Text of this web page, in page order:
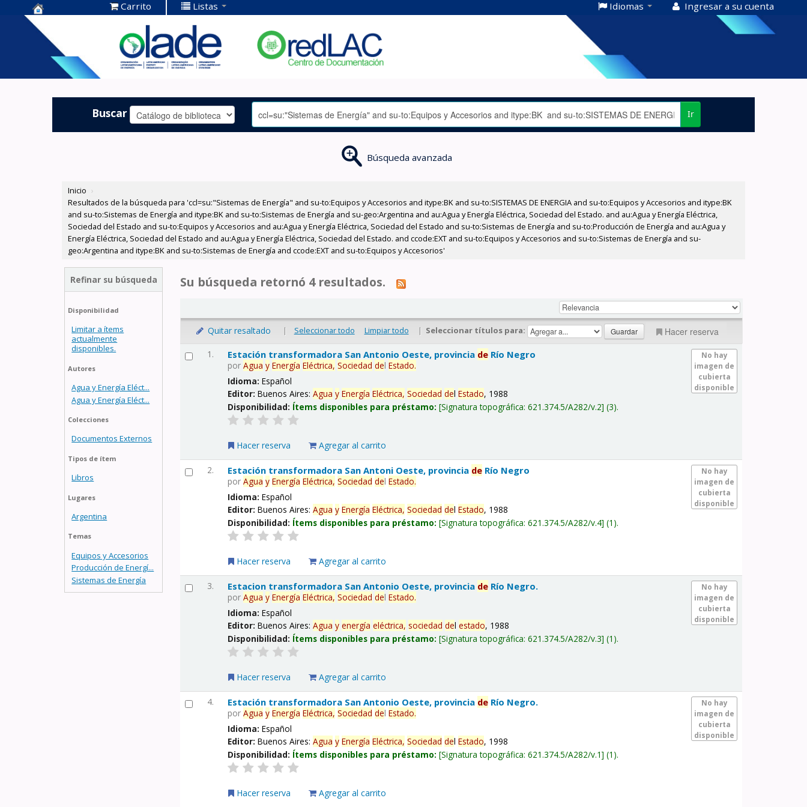
Centro de
Documentación
OLADE -
Carrito Listas Idiomas Ingresar a su cuenta
Buscar Ir
Búsqueda avanzada
Inicio ›
Resultados de la búsqueda para 'ccl=su:"Sistemas de Energía" and su-to:Equipos y Accesorios and itype:BK and su-to:SISTEMAS DE ENERGIA and su-to:Equipos y Accesorios and itype:BK
and su-to:Sistemas de Energía and itype:BK and su-to:Sistemas de Energía and su-geo:Argentina and au:Agua y Energía Eléctrica, Sociedad del Estado. and au:Agua y Energía Eléctrica,
Sociedad del Estado and su-to:Equipos y Accesorios and au:Agua y Energía Eléctrica, Sociedad del Estado and su-to:Sistemas de Energía and su-to:Producción de Energía and au:Agua y
Energía Eléctrica, Sociedad del Estado and au:Agua y Energía Eléctrica, Sociedad del Estado. and ccode:EXT and su-to:Equipos y Accesorios and su-to:Sistemas de Energía and su-
geo:Argentina and itype:BK and su-to:Sistemas de Energía and ccode:EXT and su-to:Equipos y Accesorios'
Refinar su búsqueda
Disponibilidad
Limitar a ítems
actualmente
disponibles.
Autores
Agua y Energía Eléct...
Agua y Energía Eléct...
Colecciones
Documentos Externos
Tipos de ítem
Libros
Lugares
Argentina
Temas
Equipos y Accesorios
Producción de Energí...
Sistemas de Energía
Su búsqueda retornó 4 resultados.
Quitar resaltado | Seleccionar todo Limpiar todo | Seleccionar títulos para: Hacer reserva
1.
No hay
imagen de
cubierta
disponible
Estación transformadora San Antonio Oeste, provincia de Río Negro
porAgua y Energía Eléctrica, Sociedad delEstado.
Idioma:Español
Editor:Buenos Aires:Agua y Energía Eléctrica, Sociedad delEstado, 1988
Disponibilidad: Ítems disponibles para préstamo: Signatura topográfica:621.374.5/A282/v.2 (3).
Hacer reserva Agregar al carrito
2.
No hay
imagen de
cubierta
disponible
Estación transformadora San Antoni Oeste, provincia de Río Negro
porAgua y Energía Eléctrica, Sociedad delEstado.
Idioma:Español
Editor:Buenos Aires:Agua y Energía Eléctrica, Sociedad delEstado, 1988
Disponibilidad: Ítems disponibles para préstamo: Signatura topográfica:621.374.5/A282/v.4 (1).
Hacer reserva Agregar al carrito
3.
No hay
imagen de
cubierta
disponible
Estacion transformadora San Antonio Oeste, provincia de Río Negro.
porAgua y Energía Eléctrica, Sociedad delEstado.
Idioma:Español
Editor:Buenos Aires:Agua y energía eléctrica, sociedad delestado, 1988
Disponibilidad: Ítems disponibles para préstamo: Signatura topográfica:621.374.5/A282/v.3 (1).
Hacer reserva Agregar al carrito
4.
No hay
imagen de
cubierta
disponible
Estación transformadora San Antonio Oeste, provincia de Río Negro.
porAgua y Energía Eléctrica, Sociedad delEstado.
Idioma:Español
Editor:Buenos Aires:Agua y Energía Eléctrica, Sociedad delEstado, 1998
Disponibilidad: Ítems disponibles para préstamo: Signatura topográfica:621.374.5/A282/v.1 (1).
Hacer reserva Agregar al carrito